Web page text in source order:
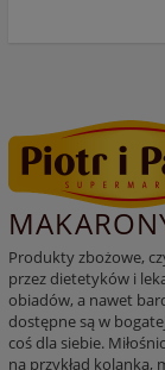
Produkty zbożowe,
przez dietetyków i
obiadów, a nawet
dostępne są w
coś dla siebie.
na przykład kolanka,